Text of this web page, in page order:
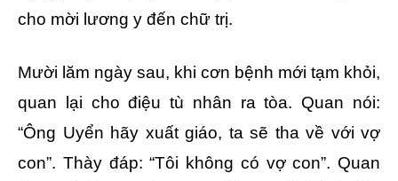
cho mời lương y đến chữ trị.
Mười lăm ngày sau, khi cơn bệnh mới tạm khỏi,
quan lại cho điệu tù nhân ra tòa. Quan nói:
“Ông Uyển hãy xuất giáo, ta sẽ tha về với vợ
con”. Thày đáp: “Tôi không có vợ con”. Quan